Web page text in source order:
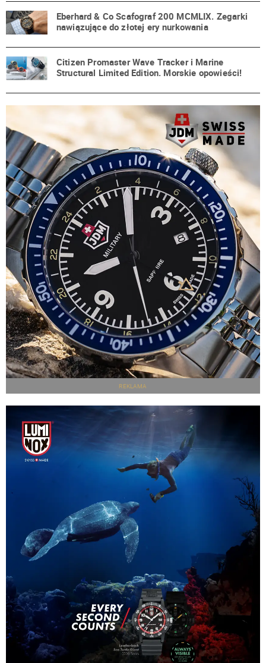
Eberhard & Co Scafograf 200 MCMLIX. Zegarki
nawiązujące do złotej ery nurkowania
Citizen Promaster Wave Tracker i Marine
Structural Limited Edition. Morskie opowieści!
REKLAMA